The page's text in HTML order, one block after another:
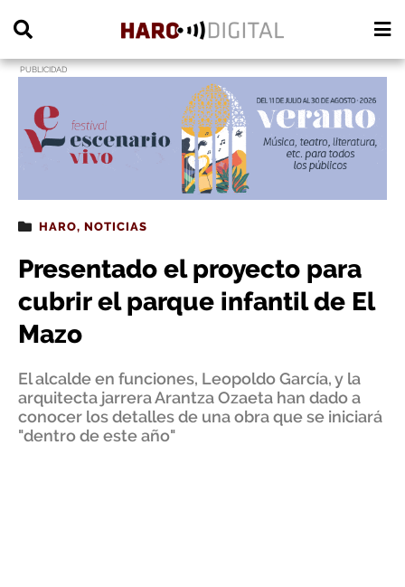
PUBLICIDAD
HARO, NOTICIAS
Presentado el proyecto para
cubrir el parque infantil de El
Mazo
El alcalde en funciones, Leopoldo García, y la
arquitecta jarrera Arantza Ozaeta han dado a
conocer los detalles de una obra que se iniciará
"dentro de este año"